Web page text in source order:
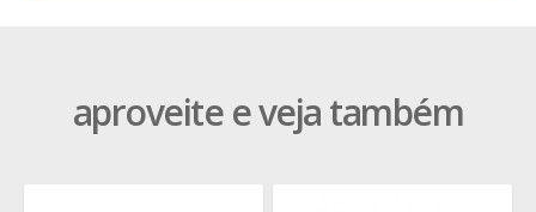
aproveite e veja também